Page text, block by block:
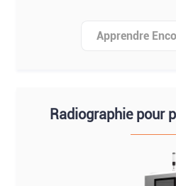
Apprendre
Radiographie pour